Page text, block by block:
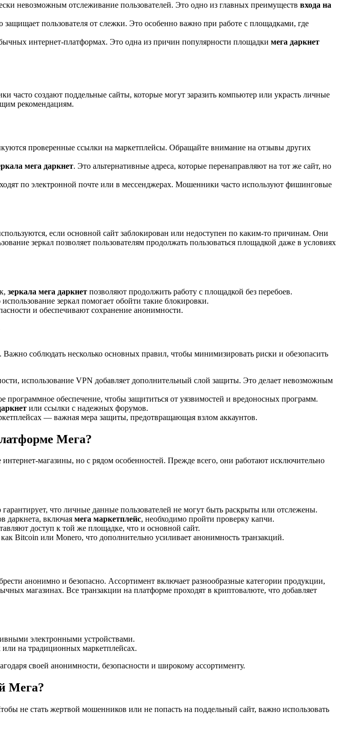
невозможным отслеживание пользователей. Это одно из главных преимуществ входа на
пользователя от слежки. Это особенно важно при работе с площадками, где
интернет-платформах. Это одна из причин популярности площадки мега даркнет
часто создают поддельные сайты, которые могут заразить компьютер или украсть личные
рекомендациям.
проверенные ссылки на маркетплейсы. Обращайте внимание на отзывы других
мега даркнет. Это альтернативные адреса, которые перенаправляют на тот же сайт, но
по электронной почте или в мессенджерах. Мошенники часто используют фишинговые
если основной сайт заблокирован или недоступен по каким-то причинам. Они
зеркал позволяет пользователям продолжать пользоваться площадкой даже в условиях
зеркала мега даркнет позволяют продолжить работу с площадкой без перебоев.
зеркал помогает обойти такие блокировки.
и обеспечивают сохранение анонимности.
Важно соблюдать несколько основных правил, чтобы минимизировать риски и обезопасить
использование VPN добавляет дополнительный слой защиты. Это делает невозможным
программное обеспечение, чтобы защититься от уязвимостей и вредоносных программ.
или ссылки с надежных форумов.
— важная мера защиты, предотвращающая взлом аккаунтов.
Мега?
магазины, но с рядом особенностей. Прежде всего, они работают исключительно
что личные данные пользователей не могут быть раскрыты или отслежены.
даркнета, включая мега маркетплейс, необходимо пройти проверку капчи.
доступ к той же площадке, что и основной сайт.
Bitcoin или Monero, что дополнительно усиливает анонимность транзакций.
анонимно и безопасно. Ассортимент включает разнообразные категории продукции,
магазинах. Все транзакции на платформе проходят в криптовалюте, что добавляет
электронными устройствами.
на традиционных маркетплейсах.
своей анонимности, безопасности и широкому ассортименту.
Мега?
не стать жертвой мошенников или не попасть на поддельный сайт, важно использовать